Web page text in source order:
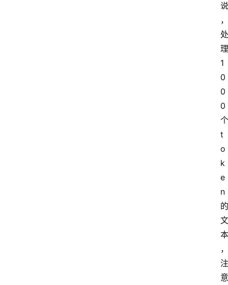
说
，
处
理
1
0
0
0
个
t
o
k
e
n
的
文
本
，
注
意